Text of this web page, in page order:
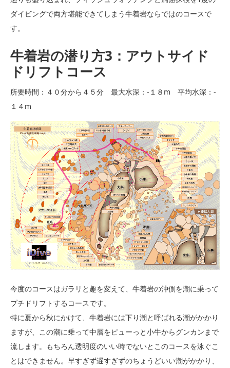
ダイビングで両方堪能できてしまう牛着岩ならではのコースで
す。
牛着岩の潜り方3：アウトサイド
ドリフトコース
所要時間：４０分から４５分 最大水深：-１８m 平均水深：-
１４m
今度のコースはガラリと趣を変えて、牛着岩の沖側を潮に乗って
プチドリフトするコースです。
特に夏から秋にかけて、牛着岩には下り潮と呼ばれる潮がかかり
ますが、この潮に乗って中層をピューっと小牛からグンカンまで
流します。もちろん透明度のいい時でないとこのコースを泳ぐこ
とはできません。早すぎず遅すぎずのちょうどいい潮がかかり、